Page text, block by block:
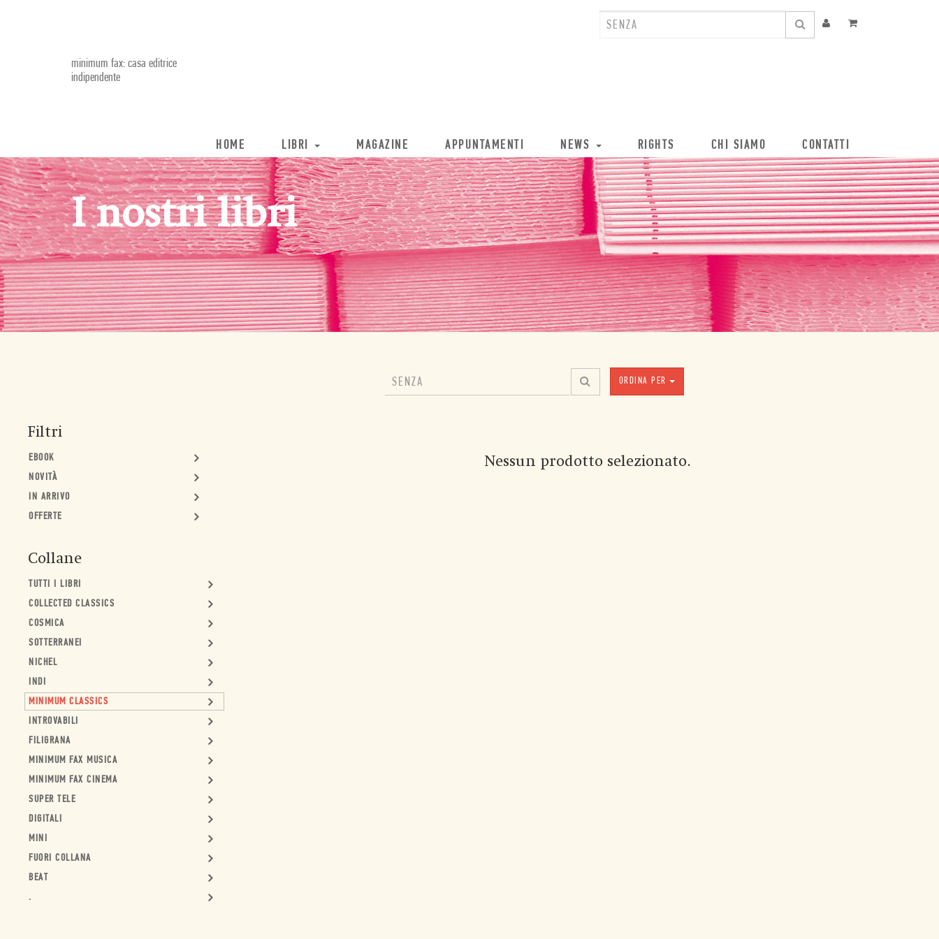
minimum fax: casa editrice
indipendente
HOME LIBRI MAGAZINE APPUNTAMENTI NEWS RIGHTS CHI SIAMO CONTATTI
I nostri libri
ORDINA PER
Filtri
EBOOK
NOVITÀ
IN ARRIVO
OFFERTE
Collane
TUTTI I LIBRI
COLLECTED CLASSICS
COSMICA
SOTTERRANEI
NICHEL
INDI
MINIMUM CLASSICS
INTROVABILI
FILIGRANA
MINIMUM FAX MUSICA
MINIMUM FAX CINEMA
SUPER TELE
DIGITALI
MINI
FUORI COLLANA
BEAT
.
Nessun prodotto selezionato.